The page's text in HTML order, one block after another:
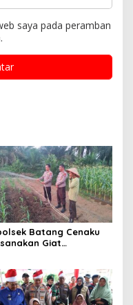
saya pada peramban
Batang Cenaku
Giat
di Desa Aur Cina.